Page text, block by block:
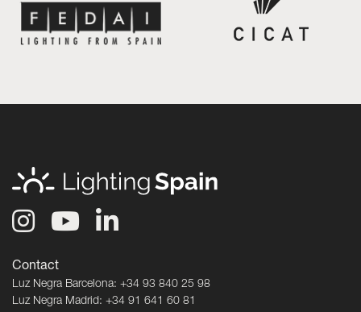
Contact
Luz Negra Barcelona: +34 93 840 25 98
Luz Negra Madrid: +34 91 641 60 81